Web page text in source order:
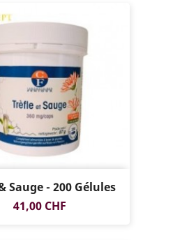
Sauge - 200 Gélules
Prix
41,00 CHF